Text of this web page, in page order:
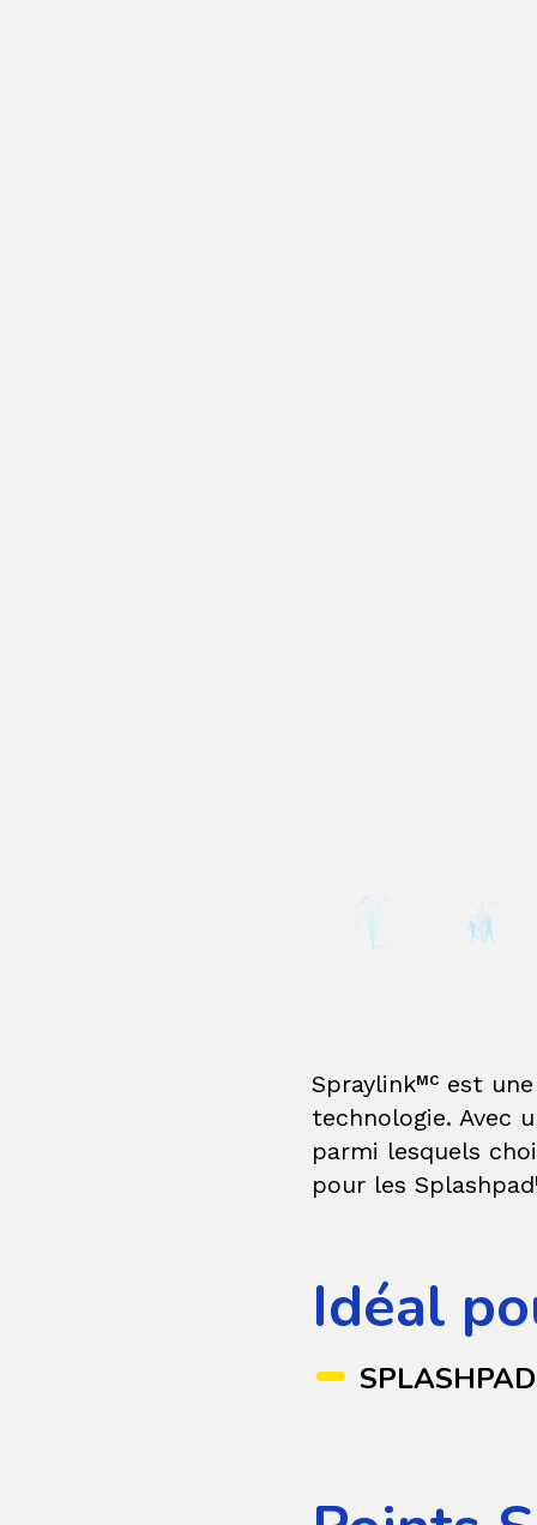
SpraylinkMC est
technologie. Avec
parmi lesquels
pour les Splashpad
Idéal
SPLASHPAD